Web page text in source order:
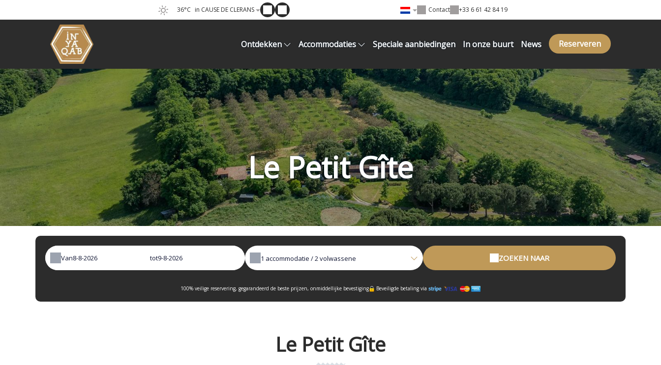
36°C in CAUSE DE CLERANS Contact +33 6 61 42 84 19
Ontdekken Accommodaties Speciale aanbiedingen In onze buurt News Reserveren
Le Petit Gîte
Van tot 1 accommodatie /2volwassene ZOEKEN NAAR
100% veilige reservering, gegarandeerd de beste prijzen, onmiddellijke bevestiging Beveiligde betaling via
Le Petit Gîte